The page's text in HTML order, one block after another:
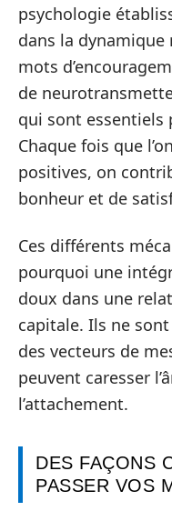
psychologie
dans la
mots
de
qui sont essentiels
Chaque fois que
positives, on
bonheur et de
Ces différents
pourquoi une
doux dans une
capitale. Ils ne
des vecteurs de
peuvent caresser
l’attachement.
DES FAÇONS
PASSER VOS